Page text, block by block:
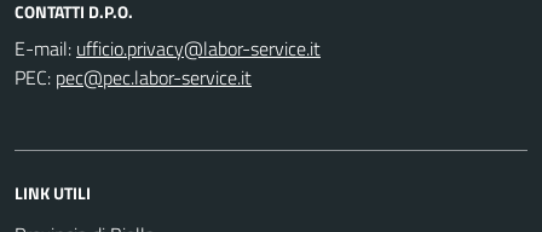
CONTATTI D.P.O.
E-mail:
PEC:
LINK UTILI